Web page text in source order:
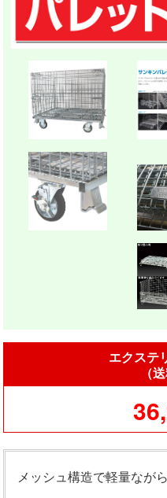
エクステ
（
メッシュ構造で軽量なが